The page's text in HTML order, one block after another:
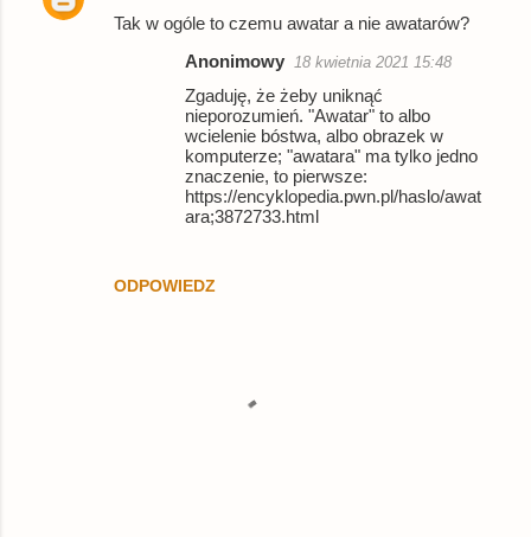
Tak w ogóle to czemu awatar a nie awatarów?
ODPOWIEDZ
Anonimowy 18 kwietnia 2021 15:48
Zgaduję, że żeby uniknąć
nieporozumień. "Awatar" to albo
wcielenie bóstwa, albo obrazek w
komputerze; "awatara" ma tylko jedno
znaczenie, to pierwsze:
https://encyklopedia.pwn.pl/haslo/awat
ara;3872733.html